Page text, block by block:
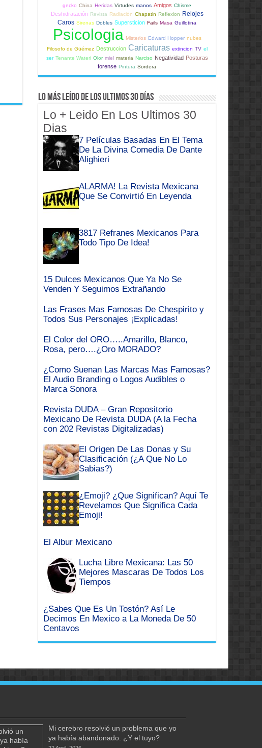
gecko China Heridas Virtudes manos Amigos Chisme
Deshidratación Revista Radiación Chapatin Reflexion Relojes
Caros Sirenas Dobles Supersticion Fails Masa Guillotina
Psicologia Misterios Edward Hopper nubes
Filosofo de Güémez Destruccion Caricaturas extincion TV el
ser Tenante Wateri Olor miel materia Narciso Negatividad Posturas
forense Pintura Sordera
Lo Más Leído de Los Ultimos 30 Días
Lo + Leido En Los Ultimos 30
Dias
7 Películas Basadas En El Tema
De La Divina Comedia De Dante
Alighieri
ALARMA! La Revista Mexicana
Que Se Convirtió En Leyenda
3817 Refranes Mexicanos Para
Todo Tipo De Idea!
15 Dulces Mexicanos Que Ya No Se
Venden Y Seguimos Extrañando
Las Frases Mas Famosas De Chespirito y
Todos Sus Personajes ¡Explicadas!
El Color del ORO…..Amarillo, Blanco,
Rosa, pero….¿Oro MORADO?
¿Como Suenan Las Marcas Mas Famosas?
El Audio Branding o Logos Audibles o
Marca Sonora
Revista DUDA – Gran Repositorio
Mexicano De Revista DUDA (A la Fecha
con 202 Revistas Digitalizadas)
El Origen De Las Donas y Su
Clasificación (¿A Que No Lo
Sabias?)
¿Emoji? ¿Que Significan? Aquí Te
Revelamos Que Significa Cada
Emoji!
El Albur Mexicano
Lucha Libre Mexicana: Las 50
Mejores Mascaras De Todos Los
Tiempos
¿Sabes Que Es Un Tostón? Así Le
Decimos En Mexico a La Moneda De 50
Centavos
Mi cerebro resolvió un problema que yo
ya había abandonado. ¿Y el tuyo?